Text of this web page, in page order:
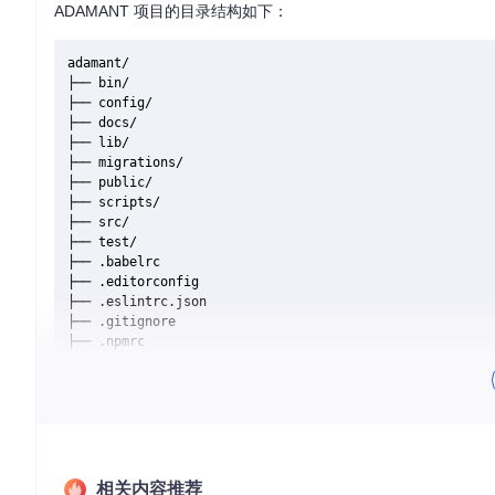
ADAMANT 项目的目录结构如下：
adamant/
├── bin/
├── config/
├── docs/
├── lib/
├── migrations/
├── public/
├── scripts/
├── src/
├── test/
├── .babelrc
├── .editorconfig
├── .eslintrc.json
├── .gitignore
├── .npmrc
相关内容推荐